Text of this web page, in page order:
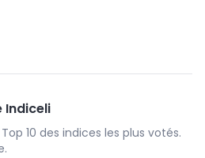
Indiceli
10 des indices les plus votés.